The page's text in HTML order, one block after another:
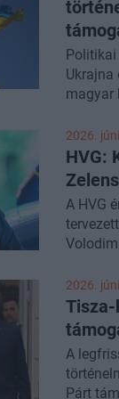
magyar
2026.
HVG:
A HVG
volna,
szerint
2026.
Tisza-
A
Párt